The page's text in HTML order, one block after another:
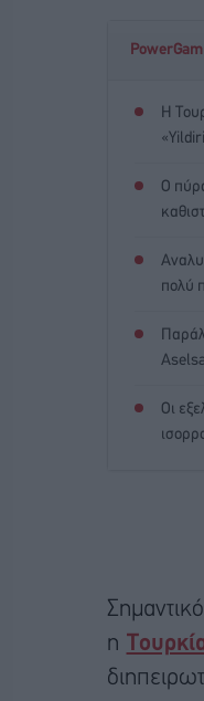
Η
Ο
πολύ
Οι
η